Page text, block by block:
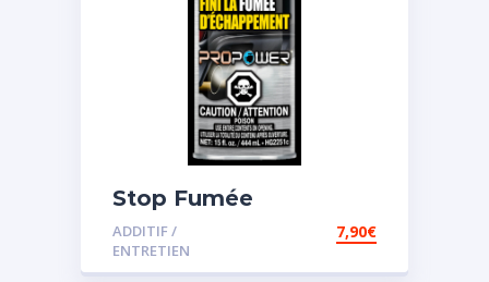
Stop Fumée
ADDITIF /
ENTRETIEN
7,90€